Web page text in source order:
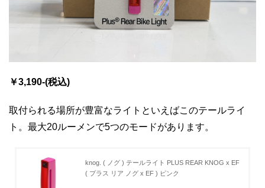
￥3,190-(税込)
取付られる場所が豊富なライトといえばこのテールライ
ト。最大20ルーメンで5つのモードがあります。
knog. ( ノグ ) テールライト PLUS REAR KNOG x EF
( プラス リア ノグ x EF ) ピンク